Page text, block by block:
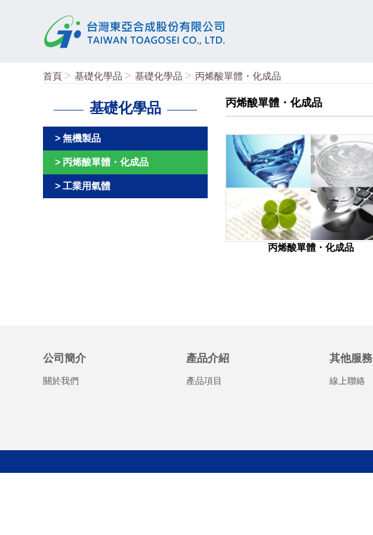
首頁 基礎化學品 基礎化學品 丙烯酸單體・化成品
基礎化學品
無機製品
丙烯酸單體・化成品
工業用氣體
丙烯酸單體・化成品
丙烯酸單體・化成品
公司簡介
關於我們
產品介紹
產品項目
其他服務
線上聯絡